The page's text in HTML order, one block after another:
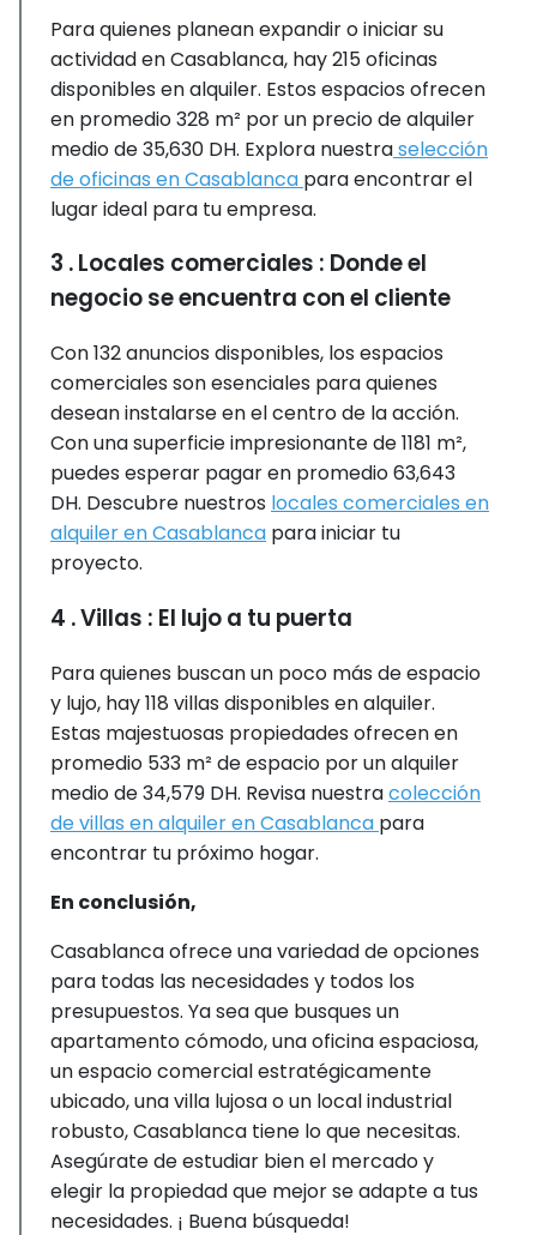
Para quienes planean expandir o iniciar su
actividad en Casablanca, hay 215 oficinas
disponibles en alquiler. Estos espacios ofrecen
en promedio 328 m² por un precio de alquiler
medio de 35,630 DH. Explora nuestraselección
de oficinas en Casablanca para encontrar el
lugar ideal para tu empresa.
3 . Locales comerciales : Donde el
negocio se encuentra con el cliente
Con 132 anuncios disponibles, los espacios
comerciales son esenciales para quienes
desean instalarse en el centro de la acción.
Con una superficie impresionante de 1181 m²,
puedes esperar pagar en promedio 63,643
DH. Descubre nuestros locales comerciales en
alquiler en Casablanca para iniciar tu
proyecto.
4 . Villas : El lujo a tu puerta
Para quienes buscan un poco más de espacio
y lujo, hay 118 villas disponibles en alquiler.
Estas majestuosas propiedades ofrecen en
promedio 533 m² de espacio por un alquiler
medio de 34,579 DH. Revisa nuestracolección
de villas en alquiler en Casablanca para
encontrar tu próximo hogar.
En conclusión,
Casablanca ofrece una variedad de opciones
para todas las necesidades y todos los
presupuestos. Ya sea que busques un
apartamento cómodo, una oficina espaciosa,
un espacio comercial estratégicamente
ubicado, una villa lujosa o un local industrial
robusto, Casablanca tiene lo que necesitas.
Asegúrate de estudiar bien el mercado y
elegir la propiedad que mejor se adapte a tus
necesidades. ¡ Buena búsqueda!